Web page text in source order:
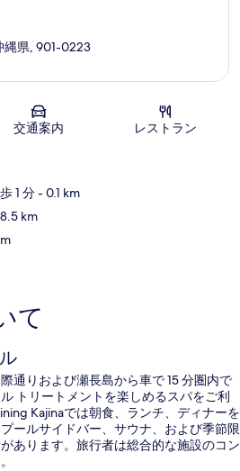
地図
縄県, 901-0223
交通案内 レストラン
1 分- 0.1 km
km
て
通りおよび瀬長島から車で 15 分圏内で
トリートメントを楽しめるスパをご利
Kajinaでは朝食、ランチ、ディナーを
ールサイドバー、サウナ、および季節限
あります。旅行者は総合的な施設のコン